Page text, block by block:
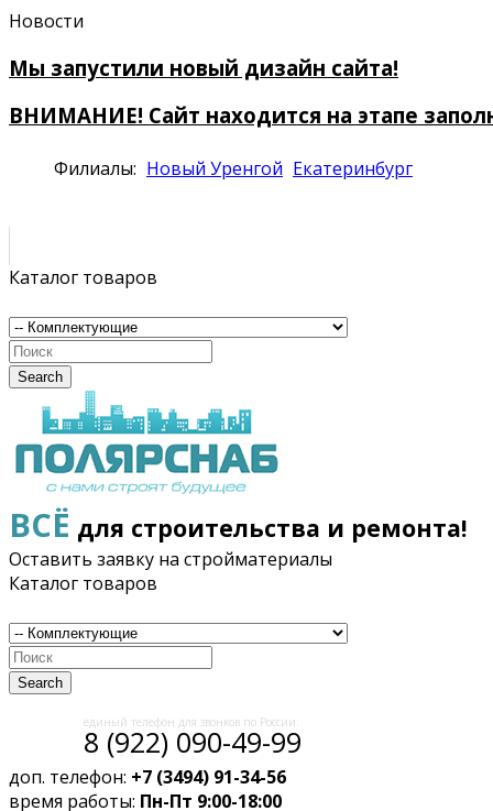
Новости
Мы запустили новый дизайн сайта!
ВНИМАНИЕ! Сайт находится на этапе
Филиалы: Новый Уренгой Екатеринбург
Каталог товаров
Search
ВСЁ для строительства и ремонта!
Оставить заявку на стройматериалы
Каталог товаров
Search
единый телефон для звонков по России:
8 (922) 090-49-99
доп. телефон: +7 (3494) 91-34-56
время работы: Пн-Пт 9:00-18:00